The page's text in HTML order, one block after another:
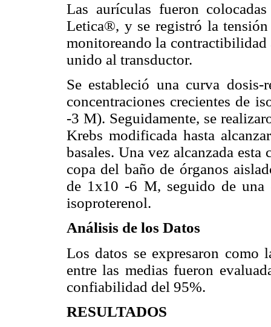
Las aurículas fueron
Letica®, y se registró la
monitoreando la
unido al transductor.
Se estableció una curva dosis-
concentraciones crecientes de
-3 M). Seguidamente, se
Krebs modificada hasta
basales. Una vez alcanzada
copa del baño de órganos
de 1x10 -6 M, seguido de una
isoproterenol.
Análisis de los Datos
Los datos se expresaron como
entre las medias fueron
confiabilidad del 95%.
RESULTADOS